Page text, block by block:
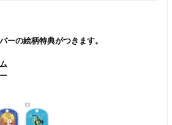
ーの絵柄特典がつきます。